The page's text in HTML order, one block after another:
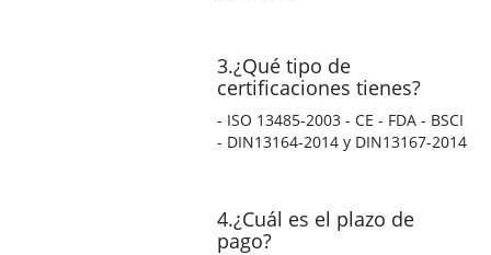
3.¿Qué tipo de
certificaciones tienes?
- ISO 13485-2003 - CE - FDA - BSCI
- DIN13164-2014 y DIN13167-2014
4.¿Cuál es el plazo de
pago?